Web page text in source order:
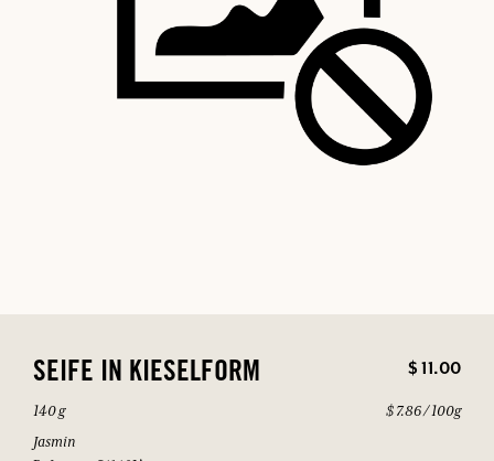
SEIFE IN KIESELFORM $ 11.00
140 g
Jasmin
$ 7.86 / 100g